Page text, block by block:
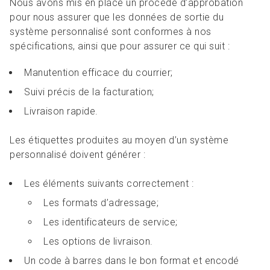
Nous avons mis en place un procédé d’approbation
pour nous assurer que les données de sortie du
système personnalisé sont conformes à nos
spécifications, ainsi que pour assurer ce qui suit :
Manutention efficace du courrier;
Suivi précis de la facturation;
Livraison rapide.
Les étiquettes produites au moyen d’un système
personnalisé doivent générer :
Les éléments suivants correctement :
Les formats d’adressage;
Les identificateurs de service;
Les options de livraison.
Un code à barres dans le bon format et encodé